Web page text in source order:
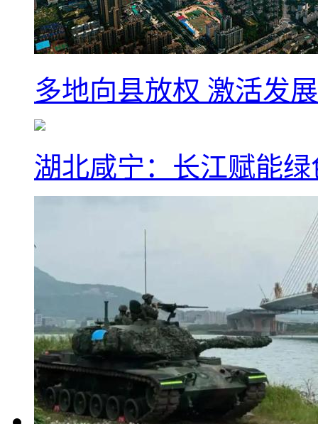
多地向县放权 激活发
湖北咸宁：长江赋能